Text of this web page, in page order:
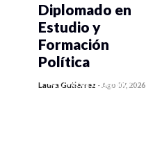
0 veces compartido
Diplomado en
Estudio y
Formación
Política
Laura Gutiérrez -Ago 07, 2026